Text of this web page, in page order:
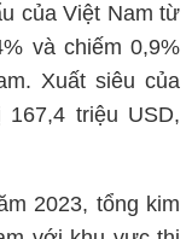
của Việt Nam từ
và chiếm 0,9%
Xuất siêu của
triệu USD,
2023, tổng kim